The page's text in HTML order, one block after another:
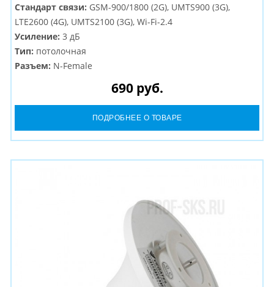
Стандарт связи: GSM-900/1800 (2G), UMTS900 (3G),
LTE2600 (4G), UMTS2100 (3G), Wi-Fi-2.4
Усиление: 3 дБ
Тип: потолочная
Разъем: N-Female
690 руб.
ПОДРОБНЕЕ О ТОВАРЕ